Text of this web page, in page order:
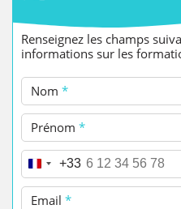
Renseignez les champs
informations sur les
Nom *
Prénom *
Téléphone *
+33
Email *